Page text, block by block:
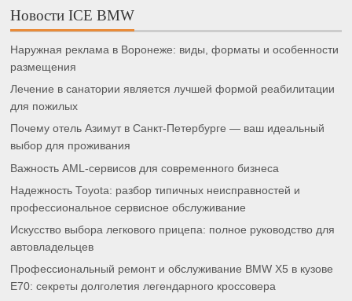
Новости ICE BMW
Наружная реклама в Воронеже: виды, форматы и особенности
размещения
Лечение в санатории является лучшей формой реабилитации
для пожилых
Почему отель Азимут в Санкт-Петербурге — ваш идеальный
выбор для проживания
Важность AML-сервисов для современного бизнеса
Надежность Toyota: разбор типичных неисправностей и
профессиональное сервисное обслуживание
Искусство выбора легкового прицепа: полное руководство для
автовладельцев
Профессиональный ремонт и обслуживание BMW X5 в кузове
E70: секреты долголетия легендарного кроссовера